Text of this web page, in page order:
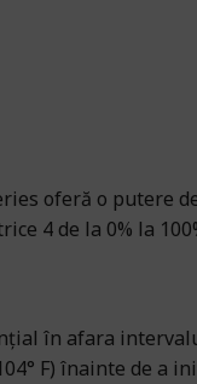
oferă o
4 de la 0% la
în afara
F) înainte de a